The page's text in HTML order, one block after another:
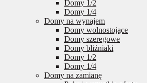
Domy 1/2
Domy 1/4
Domy na wynajem
Domy wolnostojące
Domy szeregowe
Domy bliźniaki
Domy 1/2
Domy 1/4
Domy na zamianę